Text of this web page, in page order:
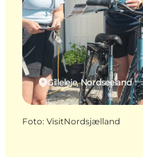
Unterkünfte
Städte
Reiseplanung
Gilleleje, Nordseeland
Foto: VisitNordsjælland